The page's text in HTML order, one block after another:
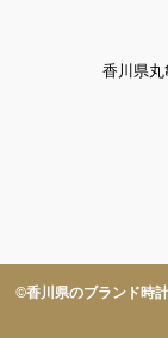
香川県
©︎香川県のブランド時